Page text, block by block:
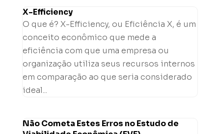
X-Efficiency
O que é? X-Efficiency, ou Eficiência X, é um
conceito econômico que mede a
eficiência com que uma empresa ou
organização utiliza seus recursos internos
em comparação ao que seria considerado
ideal...
Não Cometa Estes Erros no Estudo de